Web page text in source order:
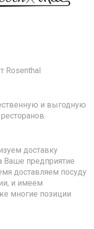
Rosenthal
и выгодную
доставку
Ваше предприятие
доставляем посуду
и имеем
многие позиции